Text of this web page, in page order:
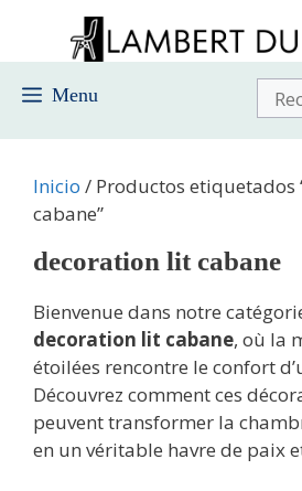
contenido
Menu
Inicio / Productos etiquetados
cabane”
decoration lit cabane
Bienvenue dans notre
decoration lit cabane, où la
étoilées rencontre le confort
Découvrez comment ces
peuvent transformer la
en un véritable havre de paix